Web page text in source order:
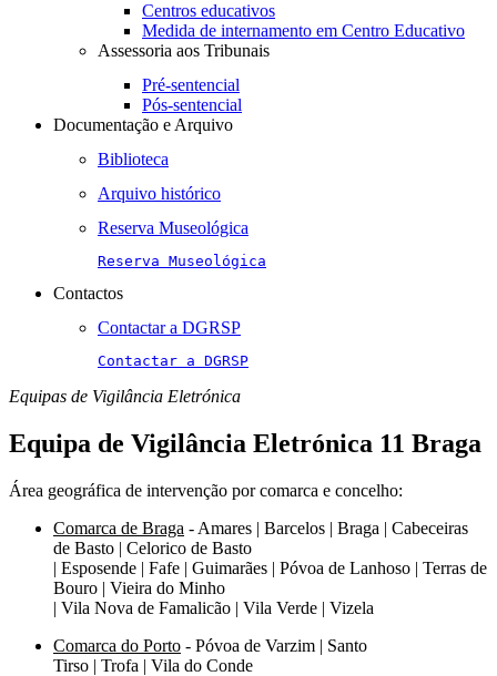
Centros educativos
Medida de internamento em Centro Educativo
Assessoria aos Tribunais
Pré-sentencial
Pós-sentencial
Documentação e Arquivo
Biblioteca
Arquivo histórico
Reserva Museológica
Reserva Museológica
Contactos
Contactar a DGRSP
Contactar a DGRSP
Equipas de Vigilância Eletrónica
Equipa de Vigilância Eletrónica 11 Braga
Área geográfica de intervenção por comarca e concelho:
Comarca de Braga - Amares | Barcelos | Braga | Cabeceiras
de Basto | Celorico de Basto
| Esposende | Fafe | Guimarães | Póvoa de Lanhoso | Terras de
Bouro | Vieira do Minho
| Vila Nova de Famalicão | Vila Verde | Vizela
Comarca do Porto - Póvoa de Varzim | Santo
Tirso | Trofa | Vila do Conde